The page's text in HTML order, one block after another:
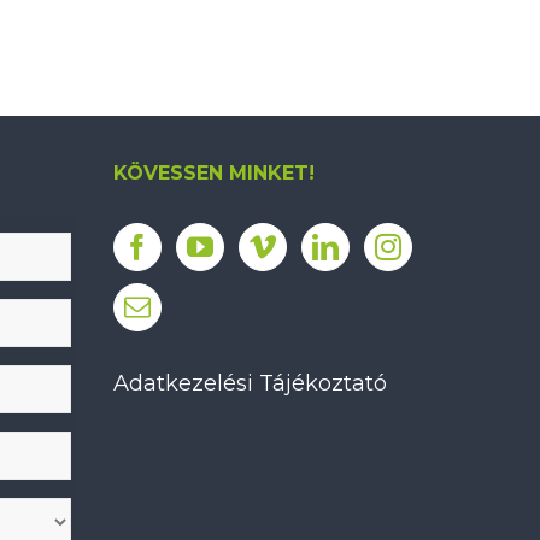
KÖVESSEN MINKET!
Adatkezelési Tájékoztató